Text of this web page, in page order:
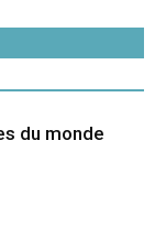
du monde